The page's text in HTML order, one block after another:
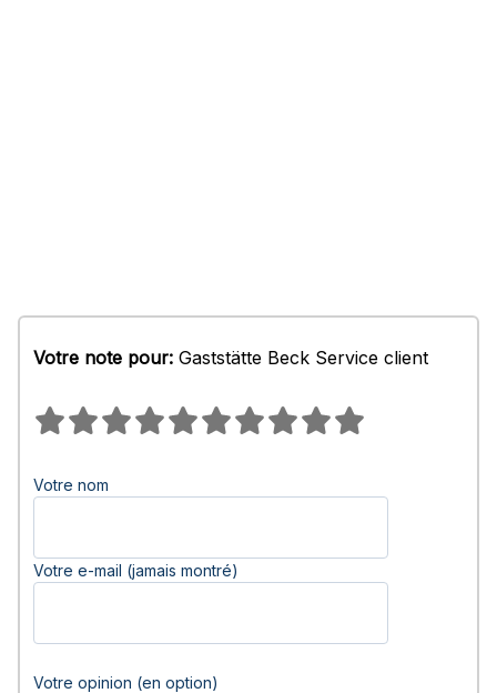
Votre note pour: Gaststätte Beck Service client
Votre nom
Votre e-mail (jamais montré)
Votre opinion (en option)